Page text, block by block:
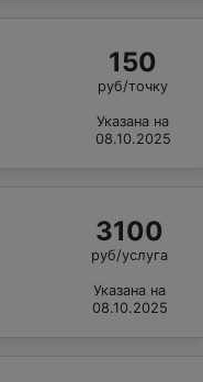
150
руб/точку
Указана на
08.10.2025
3100
руб/услуга
Указана на
08.10.2025